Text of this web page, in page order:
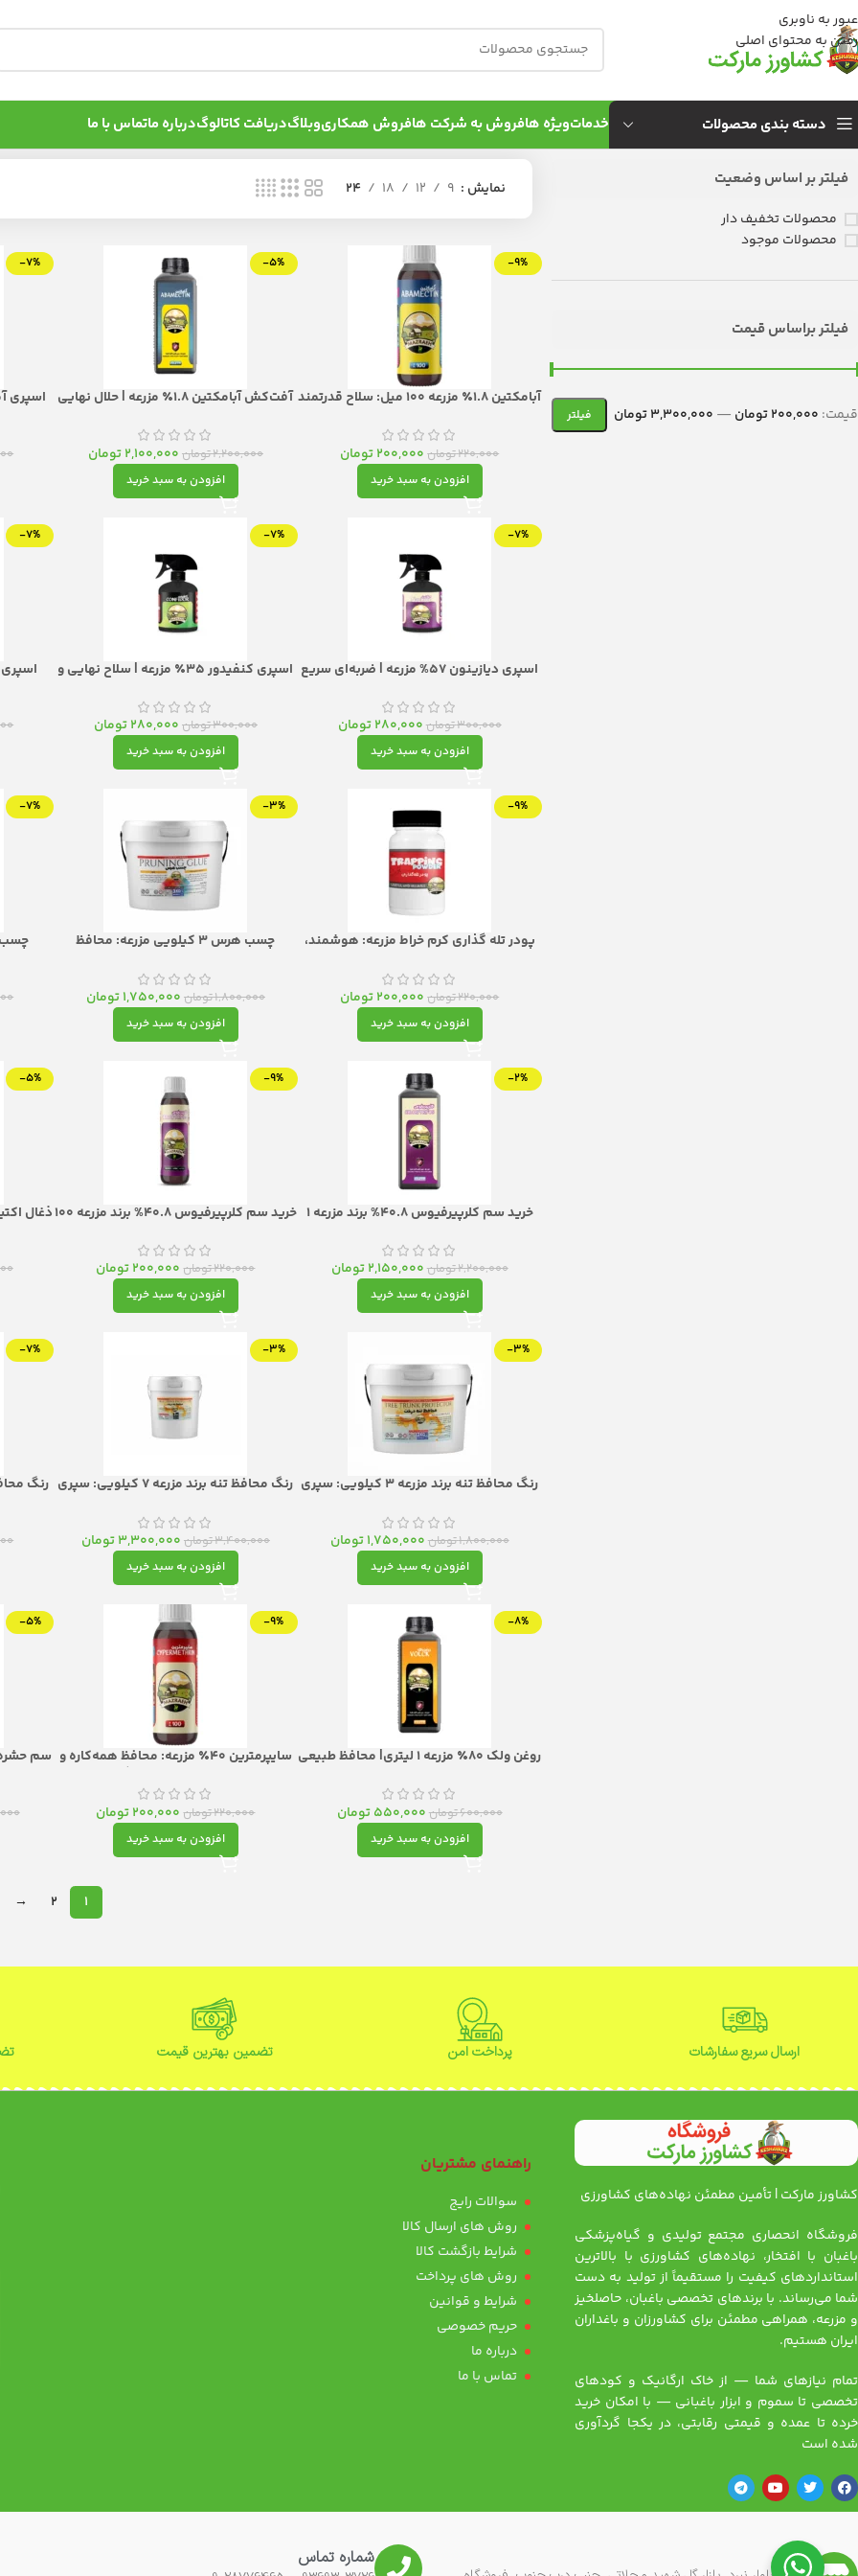
عبور به ناوبری
رفتن به محتوای اصلی
دسته بندی محصولات خدماتویژه هافروش به شركت هافروش همکاریوبلاگدریافت کاتالوگدرباره ماتماس با ما
فیلتر بر اساس وضعیت
محصولات تخفیف دار
محصولات موجود
فیلتر براساس قیمت
فیلتر قیمت: 200,000 تومان — 3,300,000 تومان
نمایش 9
12
18
24
-9%
آبامکتین ۱.۸٪ مزرعه ۱۰۰ میل: سلاح قدرتمند
کنه
220,000تومان 200,000تومان
افزودن به سبد خرید
-5%
آفت‌کش آبامکتین ۱.۸٪ مزرعه | حلال نهایی
2,200,000تومان 2,100,000تومان
افزودن به سبد خرید
-7%
-7%
اسپری دیازینون ۵۷% مزرعه | ضربه‌ای سریع
300,000تومان 280,000تومان
افزودن به سبد خرید
-7%
اسپری کنفیدور ۳۵٪ مزرعه | سلاح نهایی و
300,000تومان 280,000تومان
افزودن به سبد خرید
-7%
-9%
پودر تله گذاری کرم خراط مزرعه: هوشمند،
220,000تومان 200,000تومان
افزودن به سبد خرید
-3%
چسب هرس 3 کیلویی مزرعه: محافظ
بیماری‌ها و آفات
1,800,000تومان 1,750,000تومان
افزودن به سبد خرید
-7%
-2%
خرید سم کلرپیرفیوس 40.8% برند مزرعه 1
2,200,000تومان 2,150,000تومان
افزودن به سبد خرید
-9%
خرید سم کلرپیرفیوس 40.8% برند مزرعه 100
220,000تومان 200,000تومان
افزودن به سبد خرید
-5%
-3%
رنگ محافظ تنه برند مزرعه 3 کیلویی: سپری
1,800,000تومان 1,750,000تومان
افزودن به سبد خرید
-3%
رنگ محافظ تنه برند مزرعه 7 کیلویی: سپری
3,400,000تومان 3,300,000تومان
افزودن به سبد خرید
-7%
رنگ
-8%
روغن ولک ۸۰٪ مزرعه 1 لیتری| محافظ طبیعی
600,000تومان 550,000تومان
افزودن به سبد خرید
-9%
سایپرمترین ۴۰٪ مزرعه: محافظ همه‌کاره و
220,000تومان 200,000تومان
افزودن به سبد خرید
-5%
1
2
→
ارسال سریع سفارشات پرداخت امن تضمین بهترین قیمت
کشاورز مارکت | تأمین مطمئن نهاده‌های کشاورزی
فروشگاه انحصاری مجتمع تولیدی و گیاه‌پزشکی
باغبان با افتخار، نهاده‌های کشاورزی با بالاترین
استانداردهای کیفیت را مستقیماً از تولید به دست
شما می‌رساند. با برندهای تخصصی باغبان، حاصلخیز
و مزرعه، همراهی مطمئن برای کشاورزان و باغداران
ایران هستیم.
تمام نیازهای شما — از خاک ارگانیک و کودهای
تخصصی تا سموم و ابزار باغبانی — با امکان خرید
خرده تا عمده و قیمتی رقابتی، در یکجا گردآوری
شده است
راهنمای مشتریان
سوالات رایج
روش های ارسال کالا
شرایط بازگشت کالا
روش های پرداخت
شرایط و قوانین
حریم خصوصی
درباره ما
تماس با ما
آدرس شماره تماس